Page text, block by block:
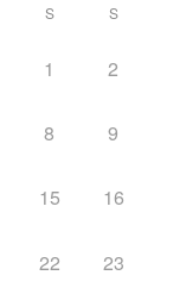
S S
1 2
8 9
15 16
22 23